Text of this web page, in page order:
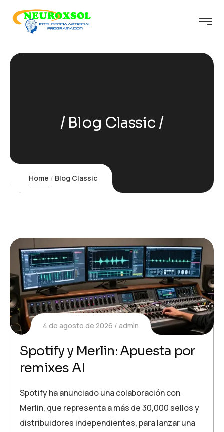
Blog Classic
Home Blog Classic
4 de agosto de 2026 admin
Spotify y Merlin: Apuesta por
remixes AI
Spotify ha anunciado una colaboración con
Merlin, que representa a más de 30,000 sellos y
distribuidores independientes, para lanzar una